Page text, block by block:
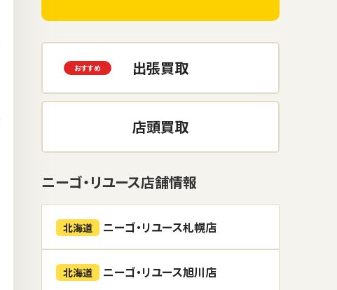
出張買取
店頭買取
ニーゴ・リユース店舗情報
北海道 ニーゴ・リユース札幌店
北海道 ニーゴ・リユース旭川店